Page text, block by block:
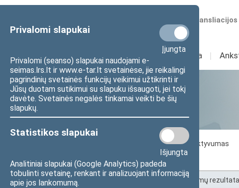
Privalomi slapukai
Įjungta
Privalomi (seanso) slapukai naudojami e-
seimas.lrs.lt ir www.e-tar.lt svetainėse, jie reikalingi
pagrindinių svetainės funkcijų veikimui užtikrinti ir
Jūsų duotam sutikimui su slapuku išsaugoti, jei tokį
davėte. Svetainės negalės tinkamai veikti be šių
slapukų.
Statistikos slapukai
Išjungta
Analitiniai slapukai (Google Analytics) padeda
tobulinti svetainę, renkant ir analizuojant informaciją
apie jos lankomumą.
Numatomos transliacijos
Sudėtis Veikla I
Statistika
Seimo narių aktyvumas
Seimo narių balsavimų rezultatai
Pradžia Seimo narių balsavimų